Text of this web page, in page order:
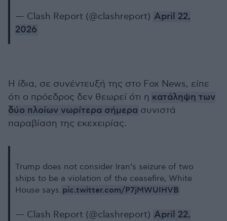
— Clash Report (@clashreport) April 22,
2026
Η ίδια, σε συνέντευξή της στο Fox News, είπε
ότι ο πρόεδρος δεν θεωρεί ότι η κατάληψη των
δύο πλοίων νωρίτερα σήμερα συνιστά
παραβίαση της εκεχειρίας.
Trump does not consider Iran’s seizure of two
ships to be a violation of the ceasefire, White
House says. pic.twitter.com/P7jMWUIHVB
— Clash Report (@clashreport) April 22,